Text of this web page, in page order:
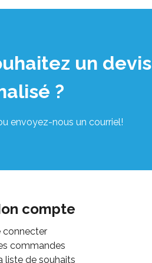
un devis
?
envoyez-nous un courriel!
compte
connecter
commandes
liste de souhaits